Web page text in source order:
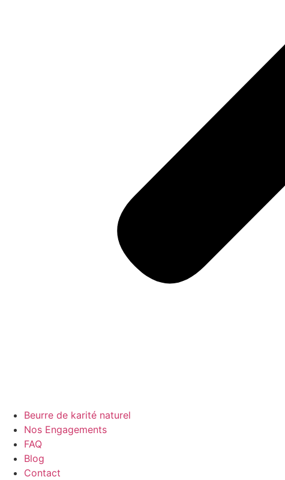
Beurre de karité naturel
Nos Engagements
FAQ
Blog
Contact